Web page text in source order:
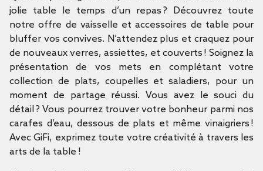
jolie table le temps d’un repas ? Découvrez toute
notre offre de vaisselle et accessoires de table pour
bluffer vos convives. N’attendez plus et craquez pour
de nouveaux verres, assiettes, et couverts ! Soignez la
présentation de vos mets en complétant votre
collection de plats, coupelles et saladiers, pour un
moment de partage réussi. Vous avez le souci du
détail ? Vous pourrez trouver votre bonheur parmi nos
carafes d’eau, dessous de plats et même vinaigriers !
Avec GiFi, exprimez toute votre créativité à travers les
arts de la table !